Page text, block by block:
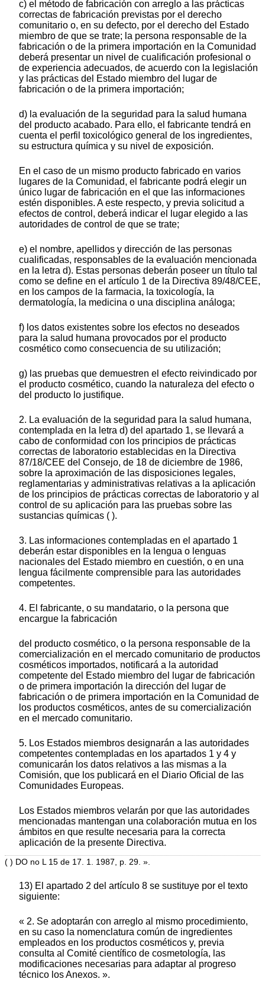
c) el método de fabricación con arreglo a las prácticas
correctas de fabricación previstas por el derecho
comunitario o, en su defecto, por el derecho del Estado
miembro de que se trate; la persona responsable de la
fabricación o de la primera importación en la Comunidad
deberá presentar un nivel de cualificación profesional o
de experiencia adecuados, de acuerdo con la legislación
y las prácticas del Estado miembro del lugar de
fabricación o de la primera importación;
d) la evaluación de la seguridad para la salud humana
del producto acabado. Para ello, el fabricante tendrá en
cuenta el perfil toxicológico general de los ingredientes,
su estructura química y su nivel de exposición.
En el caso de un mismo producto fabricado en varios
lugares de la Comunidad, el fabricante podrá elegir un
único lugar de fabricación en el que las informaciones
estén disponibles. A este respecto, y previa solicitud a
efectos de control, deberá indicar el lugar elegido a las
autoridades de control de que se trate;
e) el nombre, apellidos y dirección de las personas
cualificadas, responsables de la evaluación mencionada
en la letra d). Estas personas deberán poseer un título tal
como se define en el artículo 1 de la Directiva 89/48/CEE,
en los campos de la farmacia, la toxicología, la
dermatología, la medicina o una disciplina análoga;
f) los datos existentes sobre los efectos no deseados
para la salud humana provocados por el producto
cosmético como consecuencia de su utilización;
g) las pruebas que demuestren el efecto reivindicado por
el producto cosmético, cuando la naturaleza del efecto o
del producto lo justifique.
2. La evaluación de la seguridad para la salud humana,
contemplada en la letra d) del apartado 1, se llevará a
cabo de conformidad con los principios de prácticas
correctas de laboratorio establecidas en la Directiva
87/18/CEE del Consejo, de 18 de diciembre de 1986,
sobre la aproximación de las disposiciones legales,
reglamentarias y administrativas relativas a la aplicación
de los principios de prácticas correctas de laboratorio y al
control de su aplicación para las pruebas sobre las
sustancias químicas ( ).
3. Las informaciones contempladas en el apartado 1
deberán estar disponibles en la lengua o lenguas
nacionales del Estado miembro en cuestión, o en una
lengua fácilmente comprensible para las autoridades
competentes.
4. El fabricante, o su mandatario, o la persona que
encargue la fabricación
del producto cosmético, o la persona responsable de la
comercialización en el mercado comunitario de productos
cosméticos importados, notificará a la autoridad
competente del Estado miembro del lugar de fabricación
o de primera importación la dirección del lugar de
fabricación o de primera importación en la Comunidad de
los productos cosméticos, antes de su comercialización
en el mercado comunitario.
5. Los Estados miembros designarán a las autoridades
competentes contempladas en los apartados 1 y 4 y
comunicarán los datos relativos a las mismas a la
Comisión, que los publicará en el Diario Oficial de las
Comunidades Europeas.
Los Estados miembros velarán por que las autoridades
mencionadas mantengan una colaboración mutua en los
ámbitos en que resulte necesaria para la correcta
aplicación de la presente Directiva.
( ) DO no L 15 de 17. 1. 1987, p. 29. ».
13) El apartado 2 del artículo 8 se sustituye por el texto
siguiente:
« 2. Se adoptarán con arreglo al mismo procedimiento,
en su caso la nomenclatura común de ingredientes
empleados en los productos cosméticos y, previa
consulta al Comité científico de cosmetología, las
modificaciones necesarias para adaptar al progreso
técnico los Anexos. ».